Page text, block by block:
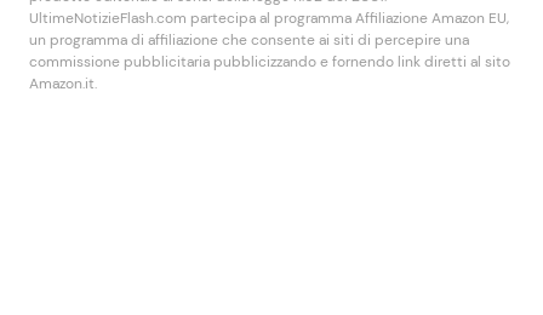
UltimeNotizieFlash.com partecipa al programma Affiliazione Amazon EU,
un programma di affiliazione che consente ai siti di percepire una
commissione pubblicitaria pubblicizzando e fornendo link diretti al sito
Amazon.it.